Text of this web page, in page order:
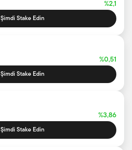
%2,1
Şimdi Stake Edin
%0,51
Şimdi Stake Edin
%3,86
Şimdi Stake Edin